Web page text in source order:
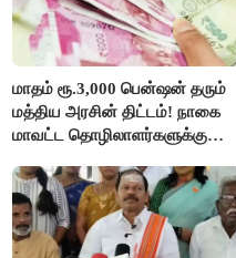
மாதம் ரூ.3,000 பென்ஷன் தரும்
மத்திய அரசின் திட்டம்! நாகை
மாவட்ட தொழிலாளர்களுக்கு
செய்தி!